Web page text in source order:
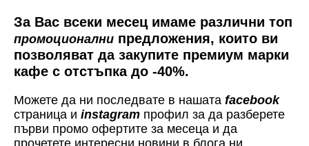
За Вас всеки месец имаме различни топ
промоционални предложения, които ви
позволяват да закупите премиум марки
кафе с отстъпка до -40%.
Можете да ни последвате в нашата facebook
страница и instagram профил за да разберете
първи промо офертите за месеца и да
прочетете интересни новини в блога ни